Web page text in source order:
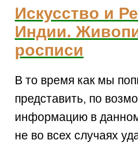
Искусство и
Индии.
росписи
В то время как мы
представить, по
информацию в
не во всех случаях